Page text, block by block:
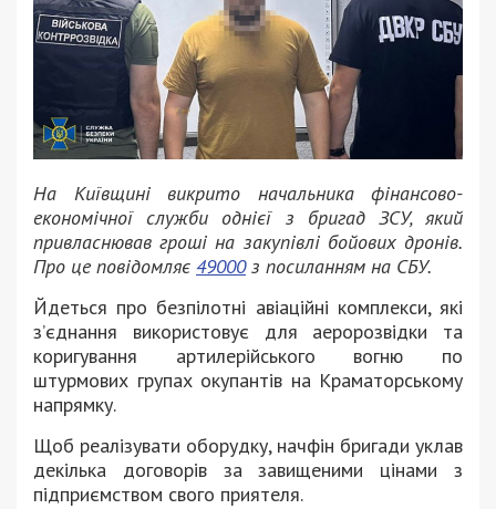
На Київщині викрито начальника фінансово-
економічної служби однієї з бригад ЗСУ, який
привласнював гроші на закупівлі бойових дронів.
Про це повідомляє 49000з посиланням на СБУ.
Йдеться про безпілотні авіаційні комплекси, які
з’єднання використовує для аеророзвідки та
коригування артилерійського вогню по
штурмових групах окупантів на Краматорському
напрямку.
Щоб реалізувати оборудку, начфін бригади уклав
декілька договорів за завищеними цінами з
підприємством свого приятеля.